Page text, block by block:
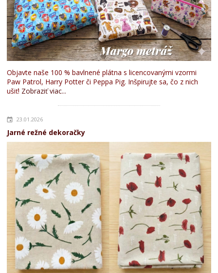
Objavte naše 100 % bavlnené plátna s licencovanými vzormi
Paw Patrol, Harry Potter či Peppa Pig. Inšpirujte sa, čo z nich
ušiť! Zobraziť viac...
23.01.2026
Jarné režné dekoračky